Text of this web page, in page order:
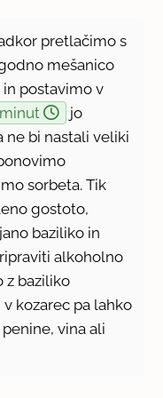
pretlačimo s
mešanico
postavimo v
minut
jo
ne bi nastali veliki
sorbeta. Tik
gostoto,
baziliko in
alkoholno
z baziliko
kozarec pa lahko
vina ali